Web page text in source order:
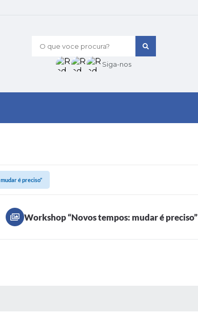
O que voce procura?
Siga-nos
é preciso”
Workshop “Novos tempos: mudar é preciso”